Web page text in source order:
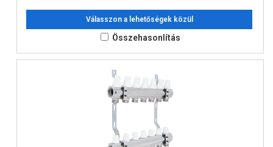
Válasszon a lehetőségek közül
Összehasonlítás